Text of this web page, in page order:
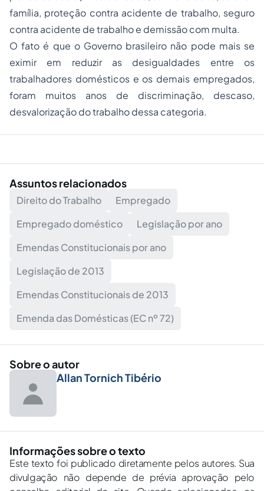
família, proteção contra acidente de trabalho, seguro
contra acidente de trabalho e demissão com multa.
O fato é que o Governo brasileiro não pode mais se
eximir em reduzir as desigualdades entre os
trabalhadores domésticos e os demais empregados,
foram muitos anos de discriminação, descaso,
desvalorização do trabalho dessa categoria.
Assuntos relacionados
Direito do Trabalho
Empregado
Empregado doméstico
Legislação por ano
Emendas Constitucionais por ano
Legislação de 2013
Emendas Constitucionais de 2013
Emenda das Domésticas (EC nº 72)
Sobre o autor
Allan Tornich Tibério
Informações sobre o texto
Este texto foi publicado diretamente pelos autores. Sua
divulgação não depende de prévia aprovação pelo